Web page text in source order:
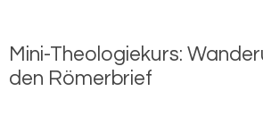
Mini-​Theologiekurs:
den Rö­mer­brief